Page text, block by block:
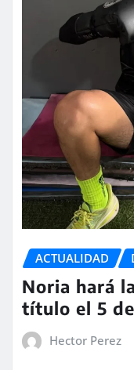
ACTUALIDAD
Noria hará
título el 5
Hector Perez